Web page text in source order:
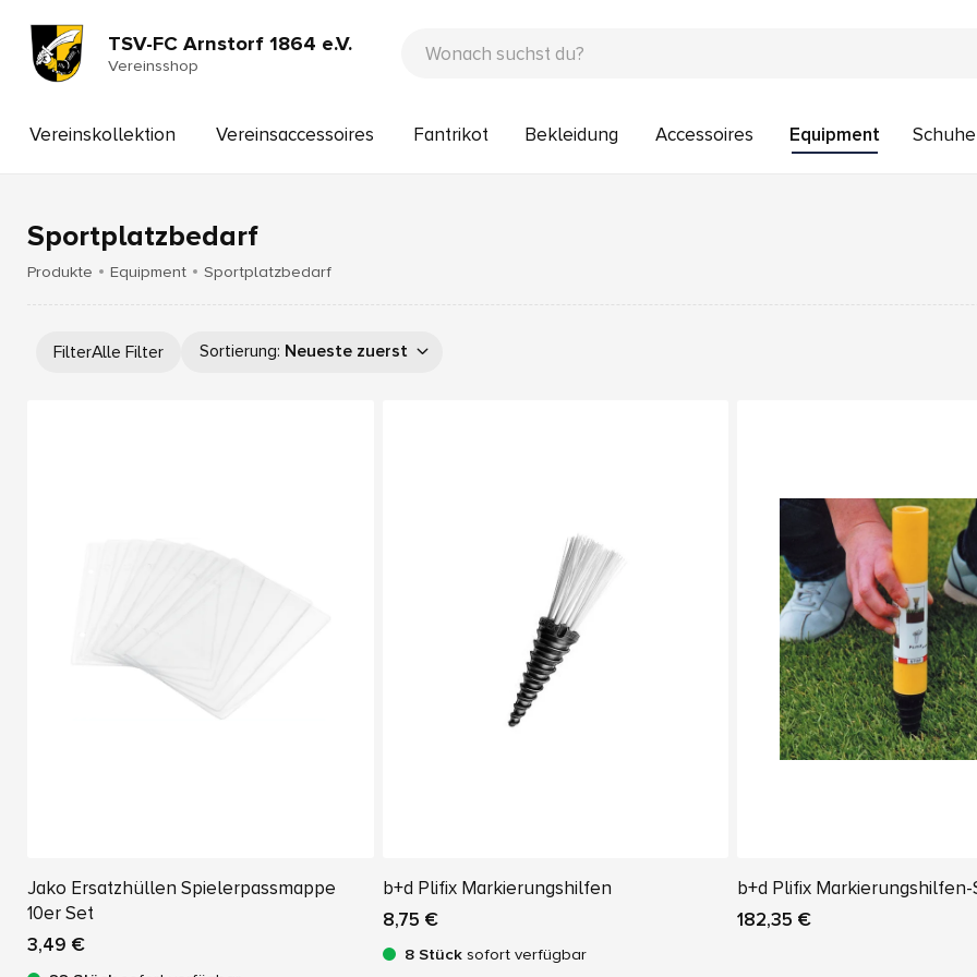
TSV-FC Arnstorf 1864 e.V.
Vereinsshop
Vereinskollektion Vereinsaccessoires Fantrikot Bekleidung Accessoires Equipment Schuhe
Sportplatzbedarf
Produkte Equipment Sportplatzbedarf
FilterAlle Filter Sortierung: Neueste zuerst
Jako Ersatzhüllen Spielerpassmappe
10er Set
3,49 €
b+d Plifix Markierungshilfen
8,75 €
8 Stücksofort verfügbar
b+d Plifix
182,35 €